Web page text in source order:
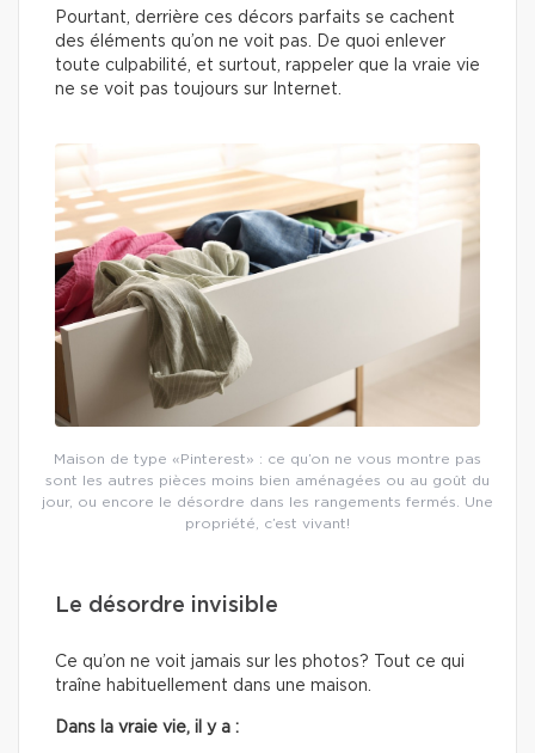
Pourtant, derrière ces décors parfaits se cachent
des éléments qu’on ne voit pas. De quoi enlever
toute culpabilité, et surtout, rappeler que la vraie vie
ne se voit pas toujours sur Internet.
Maison de type «Pinterest» : ce qu’on ne vous montre pas
sont les autres pièces moins bien aménagées ou au goût du
jour, ou encore le désordre dans les rangements fermés. Une
propriété, c’est vivant!
Le désordre invisible
Ce qu’on ne voit jamais sur les photos? Tout ce qui
traîne habituellement dans une maison.
Dans la vraie vie, il y a :